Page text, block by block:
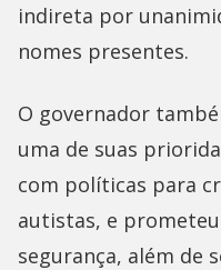
indireta por
nomes presentes.
O governador
uma de suas
com políticas para
autistas, e
segurança, além de